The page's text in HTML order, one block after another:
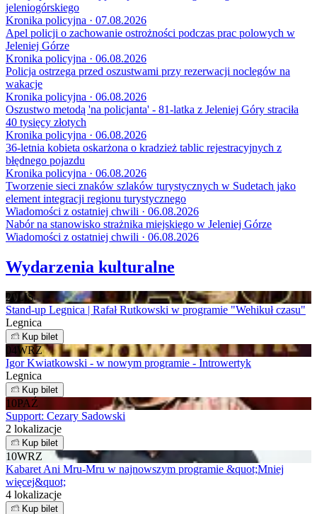
jeleniogórskiego
Kronika policyjna · 07.08.2026
Apel policji o zachowanie ostrożności podczas prac polowych w
Jeleniej Górze
Kronika policyjna · 06.08.2026
Policja ostrzega przed oszustwami przy rezerwacji noclegów na
wakacje
Kronika policyjna · 06.08.2026
Oszustwo metodą 'na policjanta' - 81-latka z Jeleniej Góry straciła
40 tysięcy złotych
Kronika policyjna · 06.08.2026
36-letnia kobieta oskarżona o kradzież tablic rejestracyjnych z
błędnego pojazdu
Kronika policyjna · 06.08.2026
Tworzenie sieci znaków szlaków turystycznych w Sudetach jako
element integracji regionu turystycznego
Wiadomości z ostatniej chwili · 06.08.2026
Nabór na stanowisko strażnika miejskiego w Jeleniej Górze
Wiadomości z ostatniej chwili · 06.08.2026
Wydarzenia kulturalne
20 LIS
Stand-up Legnica | Rafał Rutkowski w programie "Wehikuł czasu"
Legnica
Kup bilet
04WRZ
Igor Kwiatkowski - w nowym programie - Introwertyk
Legnica
Kup bilet
10PAŹ
Support: Cezary Sadowski
2 lokalizacje
Kup bilet
10WRZ
Kabaret Ani Mru-Mru w najnowszym programie &quot;Mniej
więcej&quot;
4 lokalizacje
Kup bilet